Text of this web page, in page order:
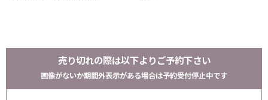
売り切れの際は以下よりご予約下さい
画像がないか期間外表示がある場合は予約受付停止中です